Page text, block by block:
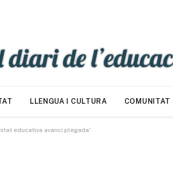
LLENGUA I CULTURA COMUNITAT
educativa avanci plegada”